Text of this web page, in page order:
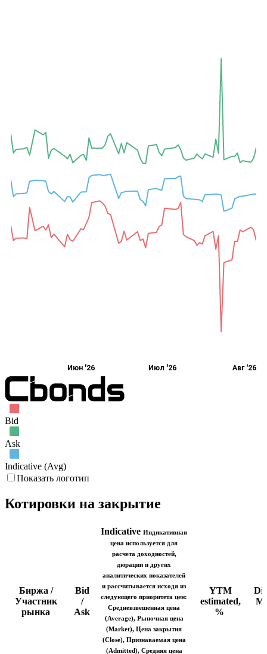
Июн '26 Июл '26 Авг '26
Bid
Ask
Indicative (Avg)
Показать логотип
Котировки на закрытие
Биржа /
Участник
рынка
Bid
/
Ask
Indicative Индикативная
цена используется для
расчета доходностей,
дюрации и других
аналитических показателей
и рассчитывается исходя из
следующего приоритета цен:
Средневзвешенная цена
(Average), Рыночная цена
(Market), Цена закрытия
(Close), Признаваемая цена
(Admitted), Средняя цена
YTM
estimated,
%